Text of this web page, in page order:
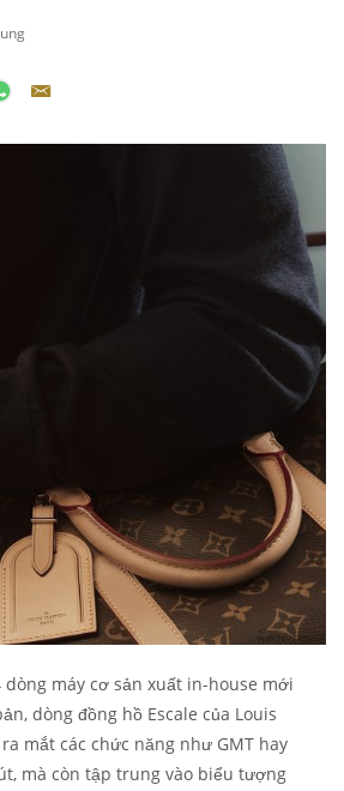
máy cơ sản xuất in-house mới
dòng đồng hồ Escale của Louis
mắt các chức năng như GMT hay
mà còn tập trung vào biểu tượng